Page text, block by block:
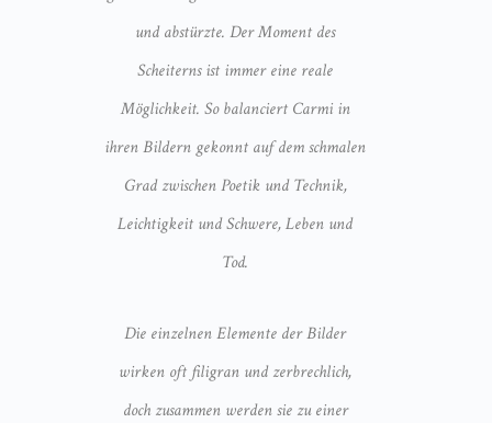
und abstürzte. Der Moment des
Scheiterns ist immer eine reale
Möglichkeit. So balanciert Carmi in
ihren Bildern gekonnt auf dem schmalen
Grad zwischen Poetik und Technik,
Leichtigkeit und Schwere, Leben und
Tod.
Die einzelnen Elemente der Bilder
wirken oft filigran und zerbrechlich,
doch zusammen werden sie zu einer